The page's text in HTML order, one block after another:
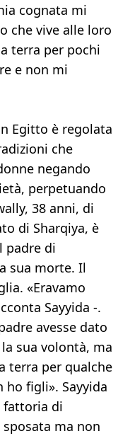
cognata mi
che vive alle loro
terra per pochi
e non mi
Egitto è regolata
che
negando
perpetuando
38 anni, di
di Sharqiya, è
padre di
sua morte. Il
«Eravamo
Sayyida -.
avesse dato
sua volontà, ma
terra per qualche
ho figli». Sayyida
fattoria di
ma non